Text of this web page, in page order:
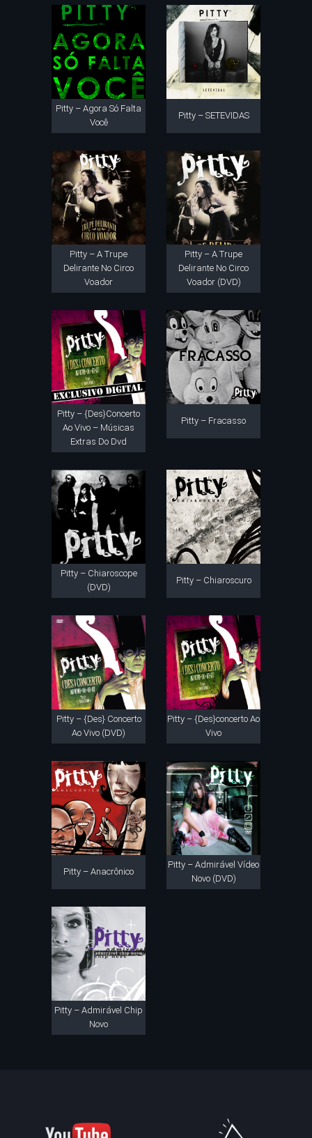
Pitty – Agora Só Falta
Você
Pitty – SETEVIDAS
Pitty – A Trupe
Delirante No Circo
Voador
Pitty – A Trupe
Delirante No Circo
Voador (DVD)
Pitty – {Des}Concerto
Ao Vivo – Músicas
Extras Do Dvd
Pitty – Fracasso
Pitty – Chiaroscope
(DVD)
Pitty – Chiaroscuro
Pitty – {Des} Concerto
Ao Vivo (DVD)
Pitty – {Des}concerto Ao
Vivo
Pitty – Anacrônico
Pitty – Admirável Vídeo
Novo (DVD)
Pitty – Admirável Chip
Novo